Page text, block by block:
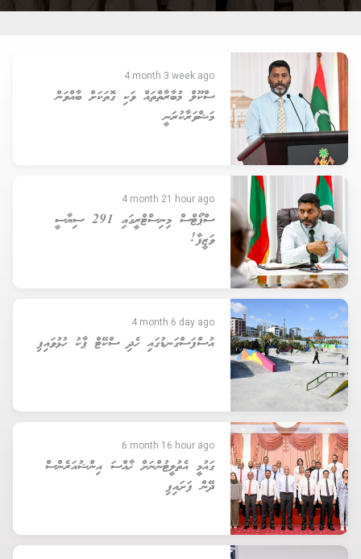
4 month 3 week ago
ސްކޫލް މުބާރާތްތައް ވަކި ގޮތަކަށް ބާއްވަން
މަޝްވަރާކުރަނީ
4 month 21 hour ago
ސްޕޯޓްސް މިނިސްޓްރީގައި 291 ސިޔާސީ
ވަޒީފާ!
4 month 6 day ago
އުސްފަސްގަނޑުގައި ހެދި ސްކޭޓް ޕާކު ހުޅުވައިފި
6 month 16 hour ago
ގައުމީ އެތުލީޓުންނަށް ޚާއްސަ އިންޝުއަރެންސް
ދޭން ފަށައިފި